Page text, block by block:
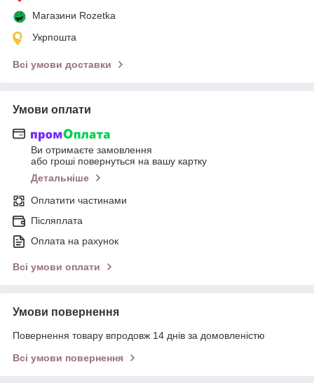
Магазини Rozetka
Укрпошта
Всі умови доставки
Умови оплати
Ви отримаєте замовлення
або гроші повернуться на вашу картку
Детальніше
Оплатити частинами
Післяплата
Оплата на рахунок
Всі умови оплати
Умови повернення
Повернення товару впродовж 14 днів за домовленістю
Всі умови повернення